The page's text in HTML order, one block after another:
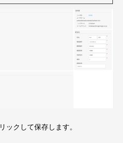
ックして保存します。